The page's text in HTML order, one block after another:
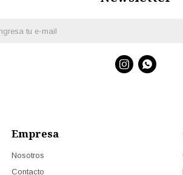
Empresa
Nosotros
Contacto
 